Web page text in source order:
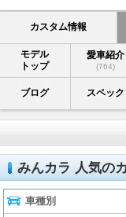
カスタム情報
モデル
トップ
愛車紹介
(764)
ブログ スペック
みんカラ 人気の
車種別